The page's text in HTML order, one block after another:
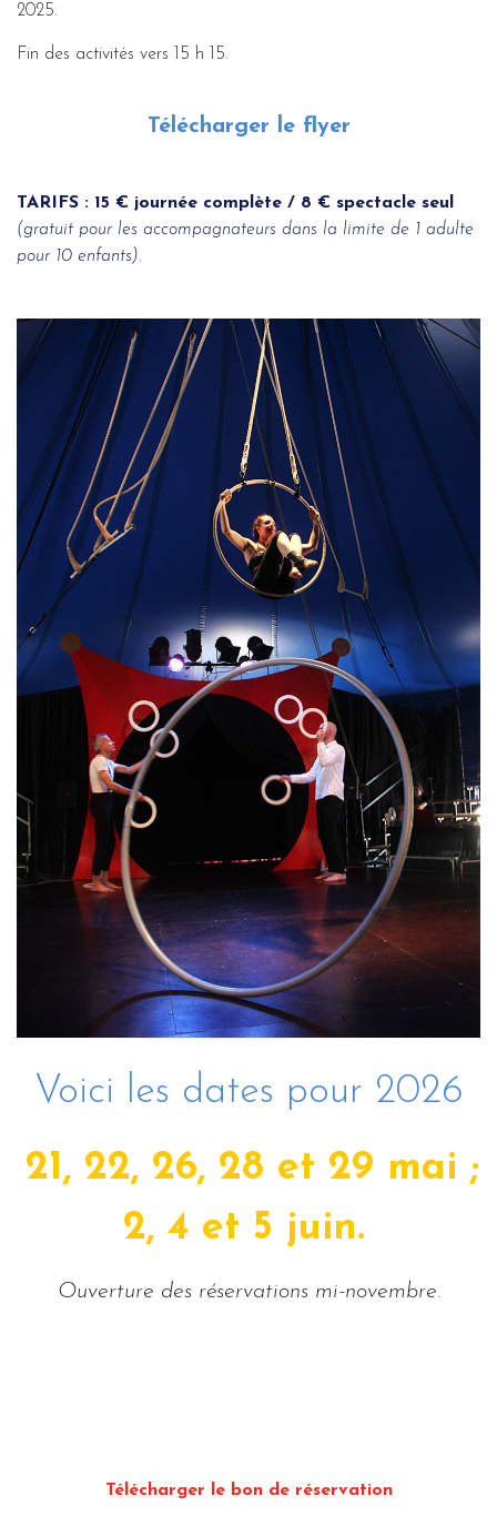
2025.
Fin des activités vers 15 h 15.
Télécharger le flyer
TARIFS : 15 € journée complète / 8 € spectacle seul
(gratuit pour les accompagnateurs dans la limite de 1 adulte
pour 10 enfants).
Voici les dates pour 2026
21, 22, 26, 28 et 29 mai ;
2, 4 et 5 juin.
Ouverture des réservations mi-novembre.
Télécharger le bon de réservation